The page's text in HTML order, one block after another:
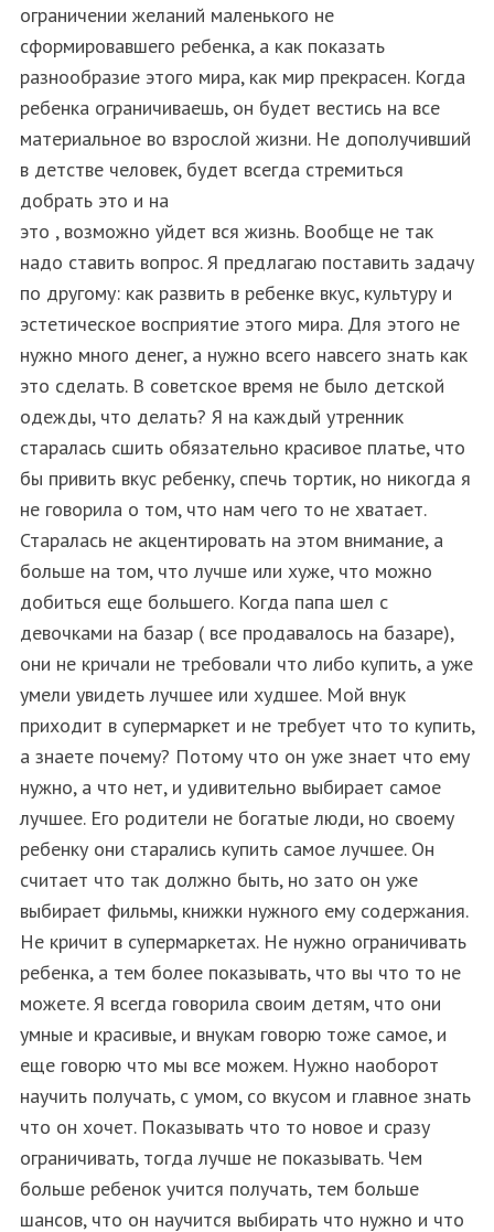
ограничении желаний маленького не
сформировавшего ребенка, а как показать
разнообразие этого мира, как мир прекрасен. Когда
ребенка ограничиваешь, он будет вестись на все
материальное во взрослой жизни. Не дополучивший
в детстве человек, будет всегда стремиться
добрать это и на
это , возможно уйдет вся жизнь. Вообще не так
надо ставить вопрос. Я предлагаю поставить задачу
по другому: как развить в ребенке вкус, культуру и
эстетическое восприятие этого мира. Для этого не
нужно много денег, а нужно всего навсего знать как
это сделать. В советское время не было детской
одежды, что делать? Я на каждый утренник
старалась сшить обязательно красивое платье, что
бы привить вкус ребенку, спечь тортик, но никогда я
не говорила о том, что нам чего то не хватает.
Старалась не акцентировать на этом внимание, а
больше на том, что лучше или хуже, что можно
добиться еще большего. Когда папа шел с
девочками на базар ( все продавалось на базаре),
они не кричали не требовали что либо купить, а уже
умели увидеть лучшее или худшее. Мой внук
приходит в супермаркет и не требует что то купить,
а знаете почему? Потому что он уже знает что ему
нужно, а что нет, и удивительно выбирает самое
лучшее. Его родители не богатые люди, но своему
ребенку они старались купить самое лучшее. Он
считает что так должно быть, но зато он уже
выбирает фильмы, книжки нужного ему содержания.
Не кричит в супермаркетах. Не нужно ограничивать
ребенка, а тем более показывать, что вы что то не
можете. Я всегда говорила своим детям, что они
умные и красивые, и внукам говорю тоже самое, и
еще говорю что мы все можем. Нужно наоборот
научить получать, с умом, со вкусом и главное знать
что он хочет. Показывать что то новое и сразу
ограничивать, тогда лучше не показывать. Чем
больше ребенок учится получать, тем больше
шансов, что он научится выбирать что нужно и что